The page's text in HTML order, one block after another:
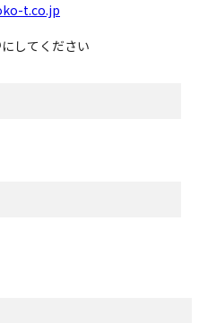
t.co.jp
してください